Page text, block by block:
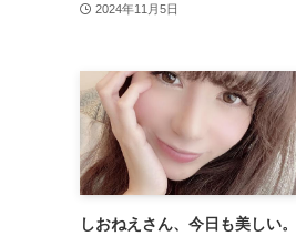
2024年11月5日
しおねえさん、今日も美しい。